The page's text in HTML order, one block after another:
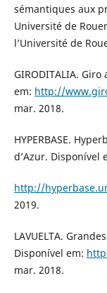
sémantiques aux
Université de
l’Université de
GIRODITALIA.
em: http://
mar. 2018.
HYPERBASE.
d’Azur. Disponível
http://
2019.
LAVUELTA.
Disponível em:
mar. 2018.